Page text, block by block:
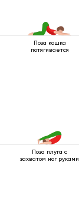
Поза кошка
потягивается
Поза плуга с
захватом ног руками